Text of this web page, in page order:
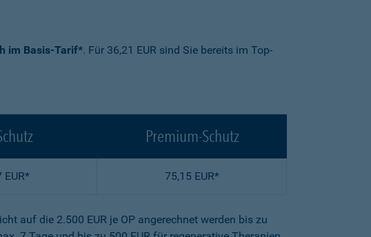
im Basis-Tarif*. Für 36,21 EUR sind Sie bereits im Top-
Premium-Schutz
EUR* 75,15 EUR*
auf die 2.500 EUR je OP angerechnet werden bis zu